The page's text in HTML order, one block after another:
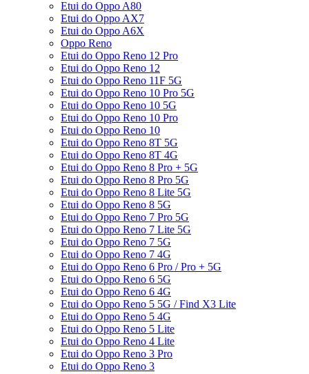
Etui do Oppo A80
Etui do Oppo AX7
Etui do Oppo A6X
Oppo Reno
Etui do Oppo Reno 12 Pro
Etui do Oppo Reno 12
Etui do Oppo Reno 11F 5G
Etui do Oppo Reno 10 Pro 5G
Etui do Oppo Reno 10 5G
Etui do Oppo Reno 10 Pro
Etui do Oppo Reno 10
Etui do Oppo Reno 8T 5G
Etui do Oppo Reno 8T 4G
Etui do Oppo Reno 8 Pro + 5G
Etui do Oppo Reno 8 Pro 5G
Etui do Oppo Reno 8 Lite 5G
Etui do Oppo Reno 8 5G
Etui do Oppo Reno 7 Pro 5G
Etui do Oppo Reno 7 Lite 5G
Etui do Oppo Reno 7 5G
Etui do Oppo Reno 7 4G
Etui do Oppo Reno 6 Pro / Pro + 5G
Etui do Oppo Reno 6 5G
Etui do Oppo Reno 6 4G
Etui do Oppo Reno 5 5G / Find X3 Lite
Etui do Oppo Reno 5 4G
Etui do Oppo Reno 5 Lite
Etui do Oppo Reno 4 Lite
Etui do Oppo Reno 3 Pro
Etui do Oppo Reno 3